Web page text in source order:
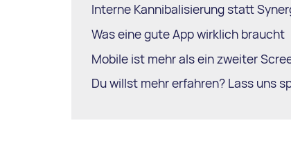
Interne Kannibalisierung statt
Was eine gute App wirklich braucht
Mobile ist mehr als ein zweiter
Du willst mehr erfahren? Lass uns